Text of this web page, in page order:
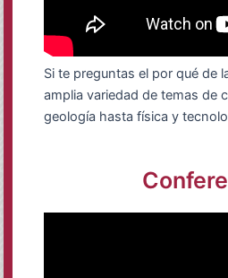
Si te preguntas el por qué de
amplia variedad de temas de
geología hasta física y